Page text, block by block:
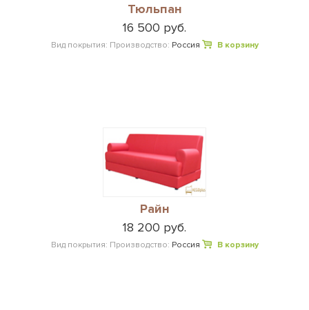
Тюльпан
16 500 руб.
Вид покрытия: Производство: Россия В корзину
Райн
18 200 руб.
Вид покрытия: Производство: Россия В корзину